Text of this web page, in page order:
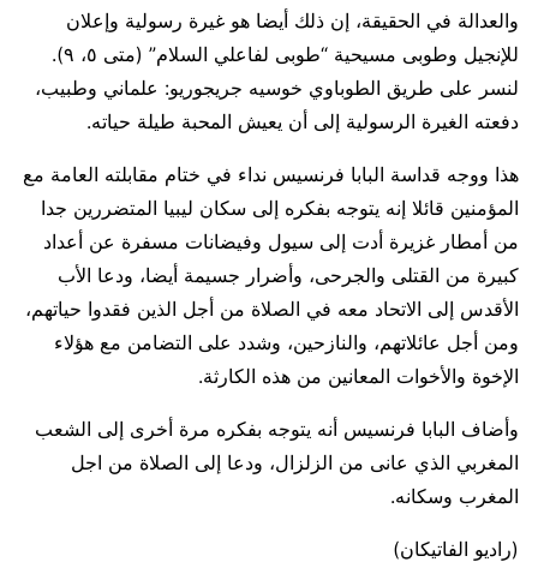
والعدالة في الحقيقة، إن ذلك أيضا هو غيرة رسولية وإعلان
للإنجيل وطوبى مسيحية “طوبى لفاعلي السلام” (متى ٥، ٩).
لنسر على طريق الطوباوي خوسيه جريجوريو: علماني وطبيب،
دفعته الغيرة الرسولية إلى أن يعيش المحبة طيلة حياته.
هذا ووجه قداسة البابا فرنسيس نداء في ختام مقابلته العامة مع
المؤمنين قائلا إنه يتوجه بفكره إلى سكان ليبيا المتضررين جدا
من أمطار غزيرة أدت إلى سيول وفيضانات مسفرة عن أعداد
كبيرة من القتلى والجرحى، وأضرار جسيمة أيضا، ودعا الأب
الأقدس إلى الاتحاد معه في الصلاة من أجل الذين فقدوا حياتهم،
ومن أجل عائلاتهم، والنازحين، وشدد على التضامن مع هؤلاء
الإخوة والأخوات المعانين من هذه الكارثة.
وأضاف البابا فرنسيس أنه يتوجه بفكره مرة أخرى إلى الشعب
المغربي الذي عانى من الزلزال، ودعا إلى الصلاة من اجل
المغرب وسكانه.
(راديو الفاتيكان)